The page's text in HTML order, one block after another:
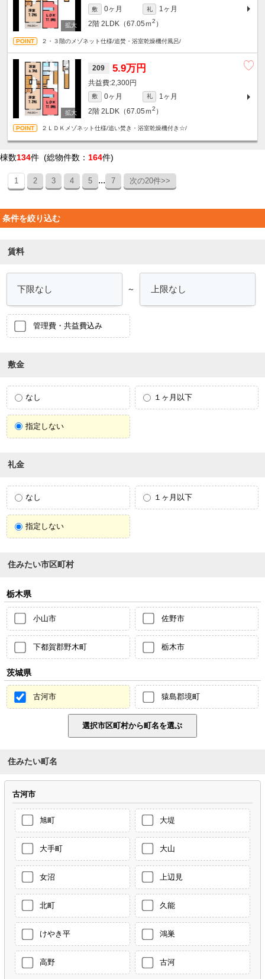
敷 0ヶ月 礼
1ヶ月
2階 2LDK（67.05ｍ2 ）
２・３階のメゾネット仕様/追焚・浴室乾燥機付風呂/
209 5.9万円
2,300円
敷 0ヶ月 礼
1ヶ月
2階 2LDK（67.05ｍ2 ）
２ＬＤＫメゾネット仕様/追い焚き・浴室乾燥機付き☆/
棟数134件 (総物件数： 164件)
1 2 3 4 5 ... 7 次の20件>>
条件を絞り込む
賃料
～
管理費・共益費込み
敷金
なし １ヶ月以下
指定しない
礼金
なし １ヶ月以下
指定しない
住みたい市区町村
栃木県
小山市 佐野市
下都賀郡野木町 栃木市
茨城県
古河市 猿島郡境町
住みたい町名
古河市
旭町 大堤
大手町 大山
女沼 上辺見
北町 久能
けやき平 鴻巣
高野 古河